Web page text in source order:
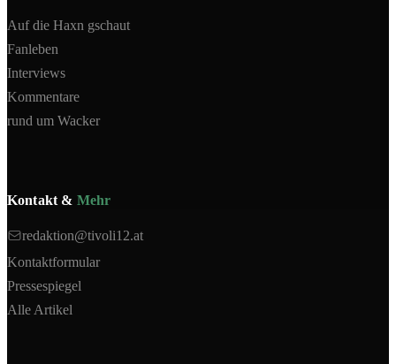
Auf die Haxn gschaut
Fanleben
Interviews
Kommentare
rund um Wacker
Kontakt & Mehr
redaktion@tivoli12.at
Kontaktformular
Pressespiegel
Alle Artikel